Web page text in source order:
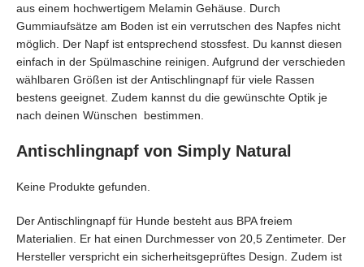
aus einem hochwertigem Melamin Gehäuse. Durch
Gummiaufsätze am Boden ist ein verrutschen des Napfes nicht
möglich. Der Napf ist entsprechend stossfest. Du kannst diesen
einfach in der Spülmaschine reinigen. Aufgrund der verschieden
wählbaren Größen ist der Antischlingnapf für viele Rassen
bestens geeignet. Zudem kannst du die gewünschte Optik je
nach deinen Wünschen bestimmen.
Antischlingnapf von Simply Natural
Keine Produkte gefunden.
Der Antischlingnapf für Hunde besteht aus BPA freiem
Materialien. Er hat einen Durchmesser von 20,5 Zentimeter. Der
Hersteller verspricht ein sicherheitsgeprüftes Design. Zudem ist